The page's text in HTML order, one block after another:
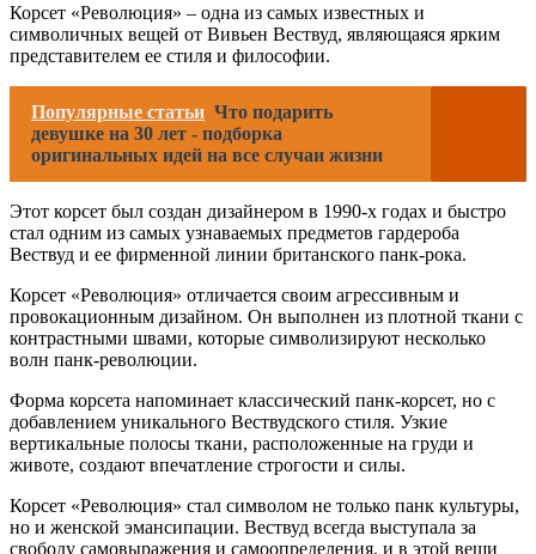
Корсет «Революция» – одна из самых известных и
символичных вещей от Вивьен Вествуд, являющаяся ярким
представителем ее стиля и философии.
Популярные статьи Что подарить
девушке на 30 лет - подборка
оригинальных идей на все случаи жизни
Этот корсет был создан дизайнером в 1990-х годах и быстро
стал одним из самых узнаваемых предметов гардероба
Вествуд и ее фирменной линии британского панк-рока.
Корсет «Революция» отличается своим агрессивным и
провокационным дизайном. Он выполнен из плотной ткани с
контрастными швами, которые символизируют несколько
волн панк-революции.
Форма корсета напоминает классический панк-корсет, но с
добавлением уникального Вествудского стиля. Узкие
вертикальные полосы ткани, расположенные на груди и
животе, создают впечатление строгости и силы.
Корсет «Революция» стал символом не только панк культуры,
но и женской эмансипации. Вествуд всегда выступала за
свободу самовыражения и самоопределения, и в этой вещи